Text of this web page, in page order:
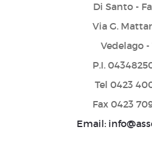
Di Santo -
Via G.
Vedelago -
P.I.
Tel 0423
Fax 0423
Email: